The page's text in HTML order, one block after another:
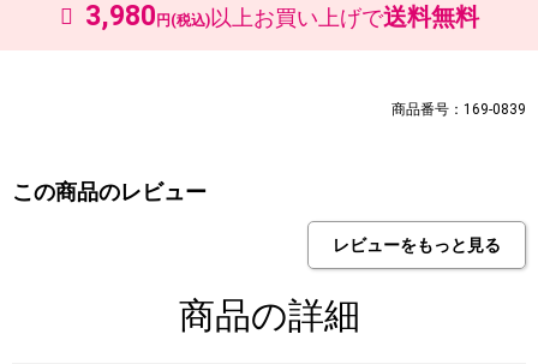
3,980 円(税込)以上お買い上げで送料無料
商品番号： 169-0839
この商品のレビュー
商品の詳細